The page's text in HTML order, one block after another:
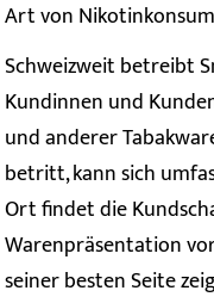
Art von
Schweizweit betreibt
Kundinnen und
und anderer
betritt, kann sich
Ort findet die
Warenpräsentation
seiner besten Seite